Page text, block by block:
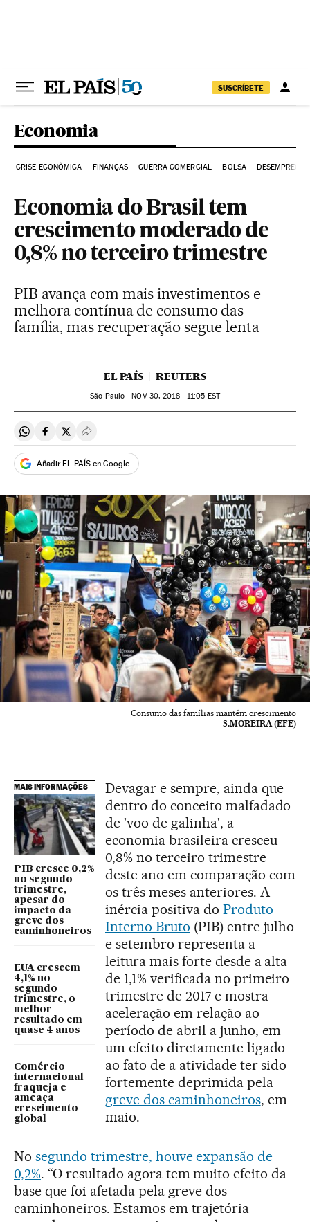
SUSCRÍBETE
Economia
CRISE ECONÔMICA FINANÇAS GUERRA COMERCIAL BOLSA DESEMPREGO
Economia do Brasil tem
crescimento moderado de
0,8% no terceiro trimestre
PIB avança com mais investimentos e
melhora contínua de consumo das
família, mas recuperação segue lenta
EL PAÍS REUTERS
São Paulo -NOV30, 2018 - 11:05 EST
Compartir en Whatsapp
Compartir en Facebook
Compartir en Twitter
Desplegar Redes Sociales
Añadir EL PAÍS en Google
Consumo das famílias mantém crescimento
S.MOREIRA (EFE)
MAIS INFORMAÇÕES
PIB cresce 0,2%
no segundo
trimestre,
apesar do
impacto da
greve dos
caminhoneiros
EUA crescem
4,1% no
segundo
trimestre, o
melhor
resultado em
quase 4 anos
Comércio
internacional
fraqueja e
ameaça
crescimento
global
Devagar e sempre, ainda que
dentro do conceito malfadado
de 'voo de galinha', a
economia brasileira cresceu
0,8% no terceiro trimestre
deste ano em comparação com
os três meses anteriores. A
inércia positiva do Produto
Interno Bruto (PIB) entre julho
e setembro representa a
leitura mais forte desde a alta
de 1,1% verificada no primeiro
trimestre de 2017 e mostra
aceleração em relação ao
período de abril a junho, em
um efeito diretamente ligado
ao fato de a atividade ter sido
fortemente deprimida pela
greve dos caminhoneiros, em
maio.
No segundo trimestre, houve expansão de
0,2%. “O resultado agora tem muito efeito da
base que foi afetada pela greve dos
caminhoneiros. Estamos em trajetória